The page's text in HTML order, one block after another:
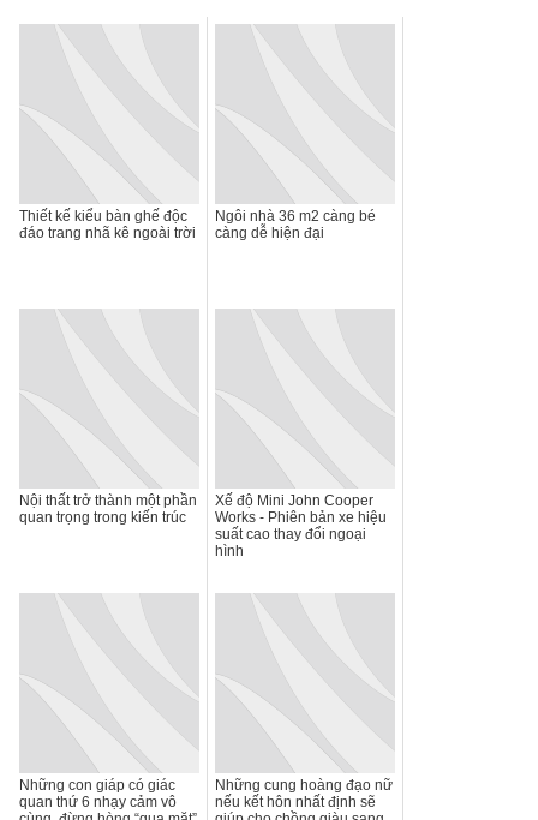
Thiết kế kiểu bàn ghế độc
đáo trang nhã kê ngoài trời
Ngôi nhà 36 m2 càng bé
càng dễ hiện đại
Nội thất trở thành một phần
quan trọng trong kiến trúc
Xế độ Mini John Cooper
Works - Phiên bản xe hiệu
suất cao thay đổi ngoại
hình
Những con giáp có giác
quan thứ 6 nhạy cảm vô
Những cung hoàng đạo nữ
nếu kết hôn nhất định sẽ